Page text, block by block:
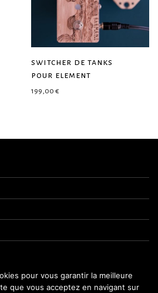
switcher de tanks
pour element
199,00 €
pour vous garantir la meilleure
que vous acceptez en navigant sur